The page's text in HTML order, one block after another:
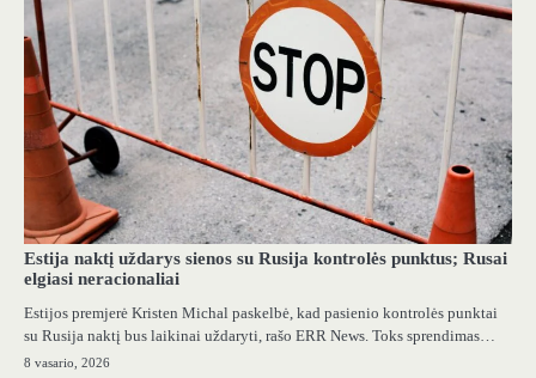
Estija naktį uždarys sienos su Rusija kontrolės punktus; Rusai
elgiasi neracionaliai
Estijos premjerė Kristen Michal paskelbė, kad pasienio kontrolės punktai
su Rusija naktį bus laikinai uždaryti, rašo ERR News. Toks sprendimas…
8 vasario, 2026